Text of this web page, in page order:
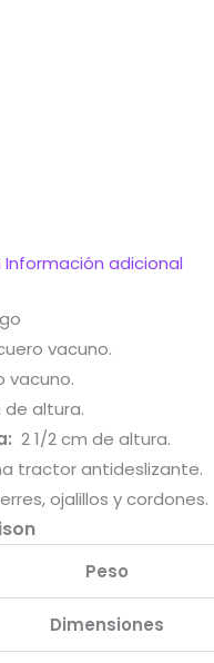
Información adicional
vacuno.
vacuno.
de altura.
2 1/2 cm de altura.
tractor antideslizante.
ojalillos y cordones.
Peso
Dimensiones